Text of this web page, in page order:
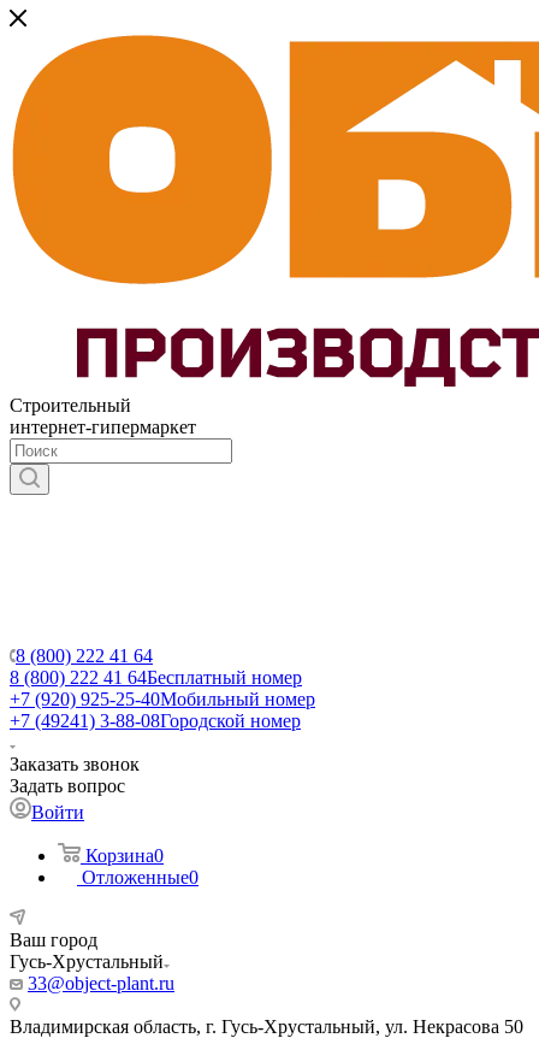
Строительный
интернет-гипермаркет
8 (800) 222 41 64
8 (800) 222 41 64Бесплатный номер
+7 (920) 925-25-40Мобильный номер
+7 (49241) 3-88-08Городской номер
Заказать звонок
Задать вопрос
Войти
Корзина0
Отложенные0
Ваш город
Гусь-Хрустальный
33@object-plant.ru
Владимирская область, г. Гусь-Хрустальный, ул. Некрасова 50